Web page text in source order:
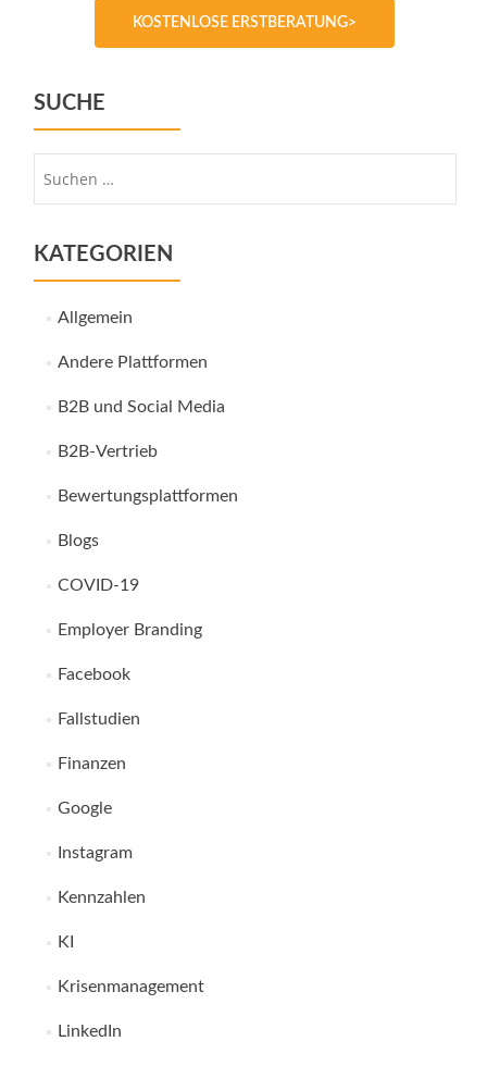
KOSTENLOSE ERSTBERATUNG>
SUCHE
KATEGORIEN
Allgemein
Andere Plattformen
B2B und Social Media
B2B-Vertrieb
Bewertungsplattformen
Blogs
COVID-19
Employer Branding
Facebook
Fallstudien
Finanzen
Google
Instagram
Kennzahlen
KI
Krisenmanagement
LinkedIn